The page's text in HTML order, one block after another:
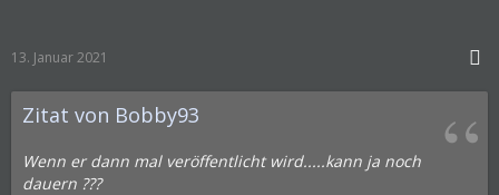
13. Januar 2021
Zitat von Bobby93
Wenn er dann mal veröffentlicht wird.....kann ja noch
dauern ???